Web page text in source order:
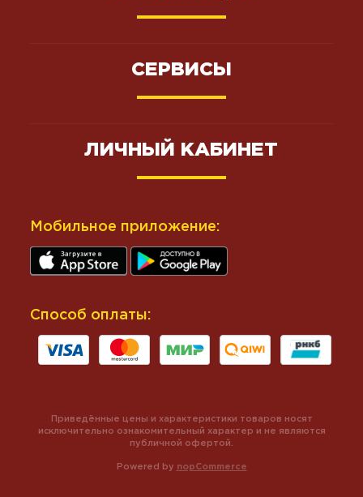
СЕРВИСЫ
ЛИЧНЫЙ КАБИНЕТ
Мобильное приложение:
Способ оплаты:
Powered by nopCommerce
Приведённые цены и характеристики товаров носят
исключительно ознакомительный характер и не являются
публичной офертой.